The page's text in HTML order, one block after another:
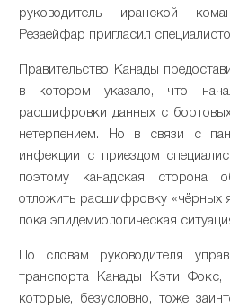
руководитель иранской
Резаейфар пригласил
Правительство Канады
в котором указало, что
расшифровки данных с
нетерпением. Но в связи с
инфекции с приездом
поэтому канадская сторона
отложить расшифровку «чёрных
пока эпидемиологическая
По словам руководителя
транспорта Канады Кэти Фокс,
которые, безусловно, тоже